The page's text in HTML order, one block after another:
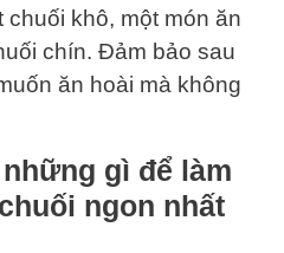
khô, một món ăn
chín. Đảm bảo sau
ăn hoài mà không
gì để làm
ngon nhất